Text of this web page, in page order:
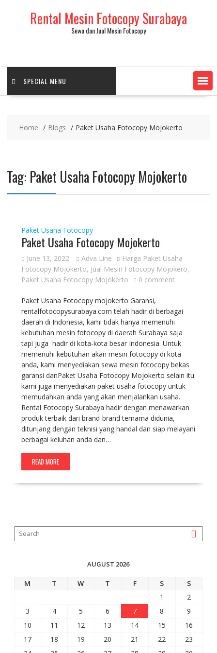
Rental Mesin Fotocopy Surabaya
Sewa dan Jual Mesin Fotocopy
SPECIAL MENU
Home Blogs Paket Usaha Fotocopy Mojokerto
Tag: Paket Usaha Fotocopy Mojokerto
Paket Usaha Fotocopy
Paket Usaha Fotocopy Mojokerto
June 13, 2022 Adva Line
Harga Paket Usaha
Fotocopy Mojokerto, Jual Mesin Fotocopy Mojokero,
Paket Usaha Fotocopy Mojokerto
0 comment
Paket Usaha Fotocopy mojokerto Garansi,
rentalfotocopysurabaya.com telah hadir di berbagai
daerah di Indonesia, kami tidak hanya memenuhi
kebutuhan mesin fotocopy di daerah Surabaya saja
tapi juga hadir di kota-kota besar Indonesia. Untuk
memenuhi kebutuhan akan mesin fotocopy di kota
anda, kami menyediakan sewa mesin fotocopy bekas
garansi danPaket Usaha Fotocopy Mojokerto selain itu
kami juga menyediakan paket usaha fotocopy untuk
memudahkan anda yang akan menjalankan usaha.
Rental Fotocopy Surabaya hadir dengan menawarkan
produk terbaik dari brand-brand ternama didunia,
ditunjang dengan teknisi yang handal dan siap melayani
berbagai keluhan anda dan…
READ MORE
AUGUST 2026
M T W T F S
S
1
2
3
4 5 6 7 8
9
10
11 12 13 14 15
16
17
18 19 20 21 22
23